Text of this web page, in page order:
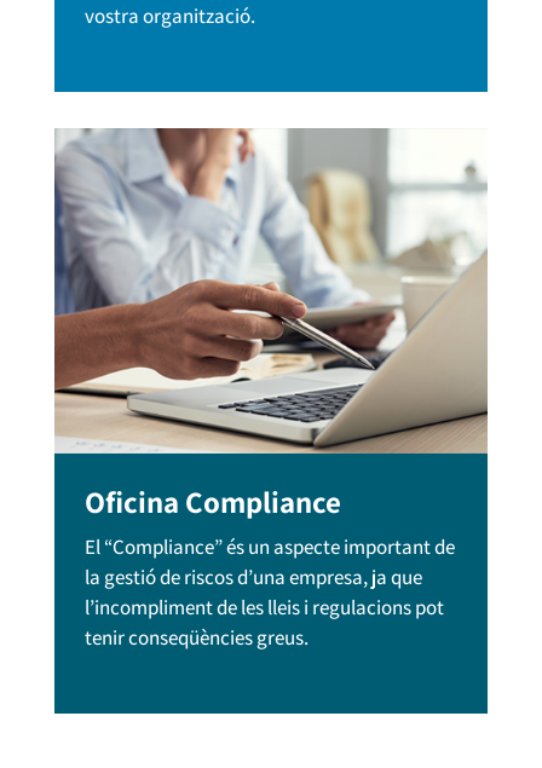
vostra organització.
Oficina Compliance
El “Compliance” és un aspecte important de
la gestió de riscos d’una empresa, ja que
l’incompliment de les lleis i regulacions pot
tenir conseqüències greus.